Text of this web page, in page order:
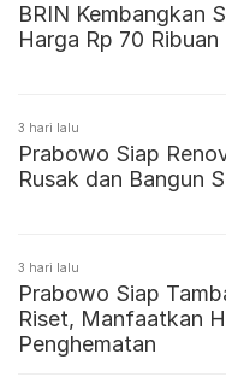
BRIN Kembangkan
Harga Rp 70 Ribuan
3 hari lalu
Prabowo Siap
Rusak dan Bangun
3 hari lalu
Prabowo Siap
Riset, Manfaatkan
Penghematan